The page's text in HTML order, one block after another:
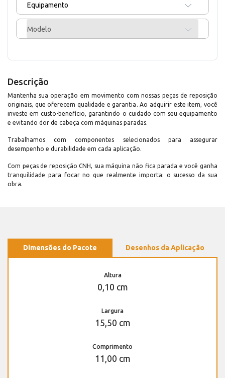
Equipamento
Modelo
Descrição
Mantenha sua operação em movimento com nossas peças de reposição
originais, que oferecem qualidade e garantia. Ao adquirir este item, você
investe em custo-benefício, garantindo o cuidado com seu equipamento
e evitando dor de cabeça com máquinas paradas.
Trabalhamos com componentes selecionados para assegurar
desempenho e durabilidade em cada aplicação.
Com peças de reposição CNH, sua máquina não fica parada e você ganha
tranquilidade para focar no que realmente importa: o sucesso da sua
obra.
Dimensões do Pacote Desenhos da Aplicação
Altura
0,10 cm
Largura
15,50 cm
Comprimento
11,00 cm